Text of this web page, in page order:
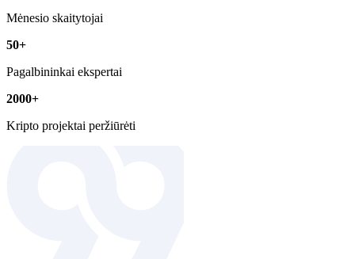
Mėnesio skaitytojai
50+
Pagalbininkai ekspertai
2000+
Kripto projektai peržiūrėti